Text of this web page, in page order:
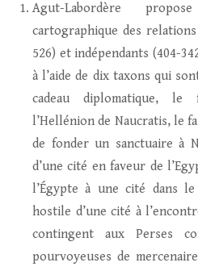
Agut-Labordère
cartographique des
526) et indépendants (404-
à l’aide de dix taxons qui
cadeau diplomatique,
l’Hellénion de Naucratis, le
de fonder un sanctuaire à
d’une cité en faveur de
l’Égypte à une cité dans
hostile d’une cité à
contingent aux Perses
pourvoyeuses de